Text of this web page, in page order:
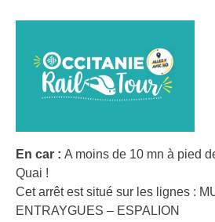
En car : A moins de 10 mn à pied
Quai !
Cet arrêt est situé sur les lignes :
ENTRAYGUES – ESPALION